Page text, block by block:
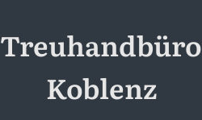
Treuhandbüro
Koblenz